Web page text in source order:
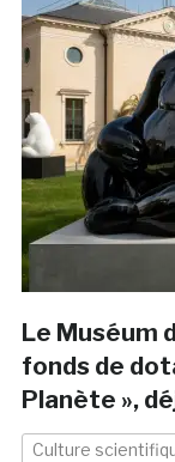
Le Muséum
fonds de
Planète »,
Culture